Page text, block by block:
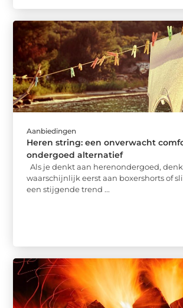
Aanbiedingen
Heren string: een onverwacht
ondergoed alternatief
Als je denkt aan herenondergoed,
waarschijnlijk eerst aan boxershorts of
een stijgende trend ...